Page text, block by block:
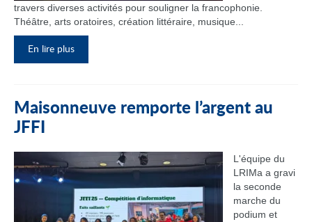
travers diverses activités pour souligner la francophonie.
Théâtre, arts oratoires, création littéraire, musique...
En lire plus
Maisonneuve remporte l’argent au
JFFI
L'équipe du
LRIMa a gravi
la seconde
marche du
podium et